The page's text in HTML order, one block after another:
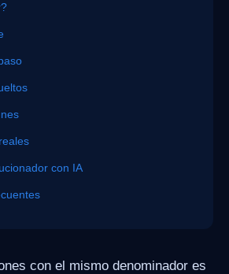
con IA
con el mismo denominador es